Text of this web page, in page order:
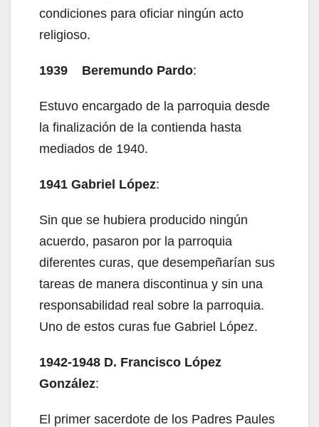
condiciones para oficiar ningún acto
religioso.
1939 Beremundo Pardo:
Estuvo encargado de la parroquia desde
la finalización de la contienda hasta
mediados de 1940.
1941 Gabriel López:
Sin que se hubiera producido ningún
acuerdo, pasaron por la parroquia
diferentes curas, que desempeñarían sus
tareas de manera discontinua y sin una
responsabilidad real sobre la parroquia.
Uno de estos curas fue Gabriel López.
1942-1948 D. Francisco López
González:
El primer sacerdote de los Padres Paules